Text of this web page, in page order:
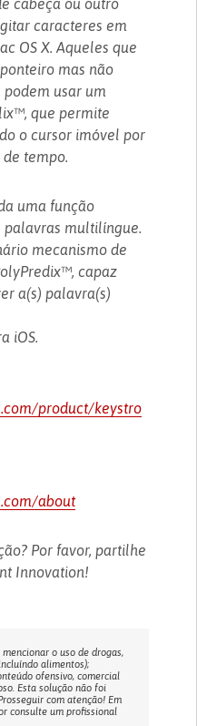
cabeça ou outro
caracteres em
OS X. Aqueles que
mas não
usar um
que permite
o cursor imóvel por
tempo.
uma função
palavras multilíngue.
mecanismo de
capaz
a(s) palavra(s)
iOS.
product/keystro
about
Por favor, partilhe
Innovation!
o uso de drogas,
alimentos);
ofensivo, comercial
Esta solução não foi
com atenção! Em
consulte um profissional